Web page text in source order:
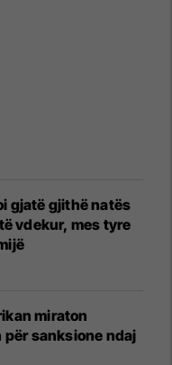
gjatë gjithë natës
vdekur, mes tyre
miraton
sanksione ndaj